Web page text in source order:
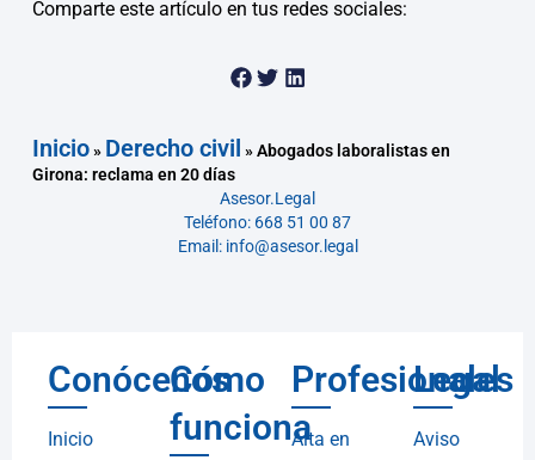
Comparte este artículo en tus redes sociales:
Inicio» Derecho civil »Abogados laboralistas en
Girona: reclama en 20 días
Asesor.Legal
Teléfono: 668 51 00 87
Email: info@asesor.legal
Conócenos
Inicio
Cómo
funciona
Profesionales
Alta en
Legal
Aviso